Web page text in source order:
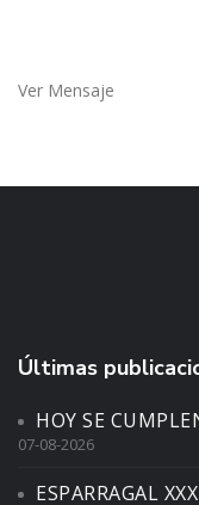
Ver Mensaje
Últimas
HOY SE
07-08-2026
ESPARRAGAL XXX